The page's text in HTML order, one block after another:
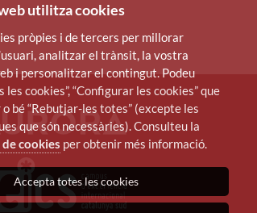
utilitza cookies
pròpies i de tercers per millorar
analitzar el trànsit, la vostra
i personalitzar el contingut. Podeu
les cookies”, “Configurar les cookies” que
bé “Rebutjar-les totes” (excepte les
que són necessàries). Consulteu la
cookies per obtenir més informació.
Accepta totes les cookies